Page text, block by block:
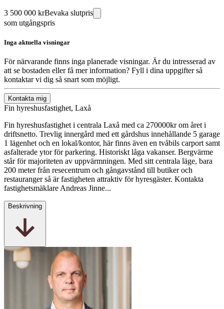
3 500 000 krBevaka slutpris
som utgångspris
Inga aktuella visningar
För närvarande finns inga planerade visningar. Är du intresserad av
att se bostaden eller få mer information? Fyll i dina uppgifter så
kontaktar vi dig så snart som möjligt.
Kontakta mig
Fin hyreshusfastighet, Laxå
Fin hyreshusfastighet i centrala Laxå med ca 270000kr om året i
driftsnetto. Trevlig innergård med ett gårdshus innehållande 5 garage
1 lägenhet och en lokal/kontor, här finns även en tvåbils carport samt
asfalterade ytor för parkering. Historiskt låga vakanser. Bergvärme
står för majoriteten av uppvärmningen. Med sitt centrala läge, bara
200 meter från resecentrum och gångavstånd till butiker och
restauranger så är fastigheten attraktiv för hyresgäster. Kontakta
fastighetsmäklare Andreas Jinne...
Beskrivning